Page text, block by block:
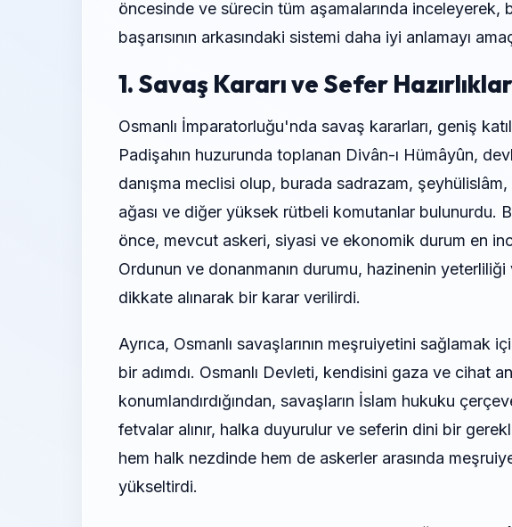
öncesinde ve sürecin tüm aşamalarında
başarısının arkasındaki sistemi daha iyi anlamayı
1. Savaş Kararı ve Sefer
Osmanlı İmparatorluğu'nda savaş kararları, geniş
Padişahın huzurunda toplanan Divân-ı Hümâyûn,
danışma meclisi olup, burada sadrazam,
ağası ve diğer yüksek rütbeli komutanlar bulunurdu.
önce, mevcut askeri, siyasi ve ekonomik durum en
Ordunun ve donanmanın durumu, hazinenin
dikkate alınarak bir karar verilirdi.
Ayrıca, Osmanlı savaşlarının meşruiyetini sağlamak
bir adımdı. Osmanlı Devleti, kendisini gaza ve cihat
konumlandırdığından, savaşların İslam hukuku
fetvalar alınır, halka duyurulur ve seferin dini bir
hem halk nezdinde hem de askerler arasında
yükseltirdi.